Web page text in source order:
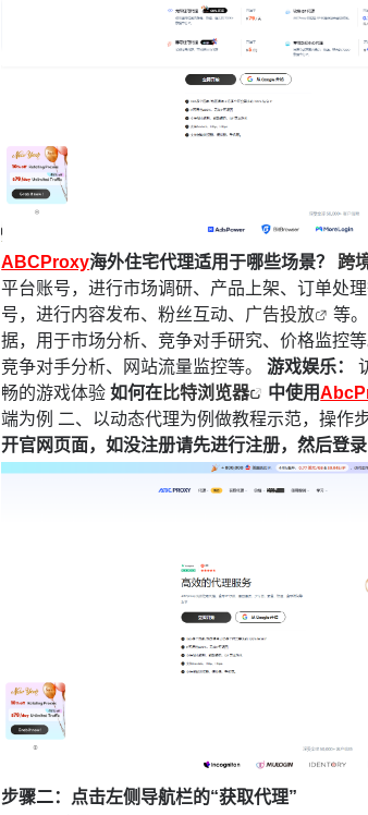
ABCProxy海外住宅代理适用于哪些场景？ 跨
平台账号，进行市场调研、产品上架、订单处
号，进行内容发布、粉丝互动、 广告投放 等
据，用于市场分析、竞争对手研究、价格监控
竞争对手分析、网站流量监控等。游戏娱乐：
畅的游戏体验如何在 比特浏览器 中使用
端为例 二、以动态代理为例做教程示范，操作
开官网页面，如没注册请先进行注册，然后登录
步骤二：点击左侧导航栏的“获取代理”